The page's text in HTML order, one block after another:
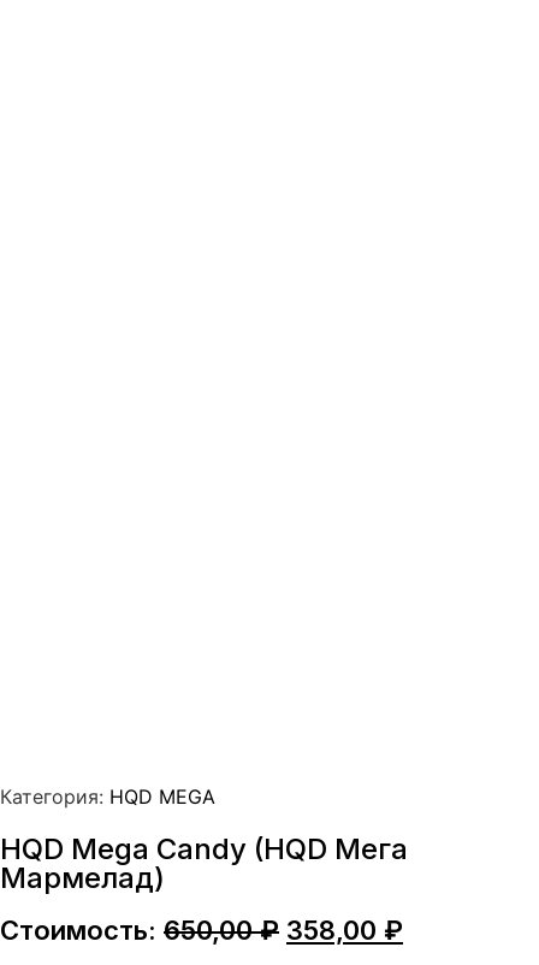
Категория: HQD MEGA
HQD Mega Candy (HQD Мега
Мармелад)
Стоимость: 650,00₽ Первоначальная
358,00 ₽